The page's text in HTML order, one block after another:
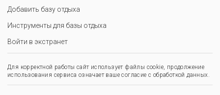
Добавить базу отдыха
Инструменты для базы отдыха
Войти в экстранет
Для корректной работы сайт использует файлы cookie, продолжение
использования сервиса означает ваше согласие с обработкой данных.